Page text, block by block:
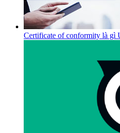
Certificate of conformity là gì